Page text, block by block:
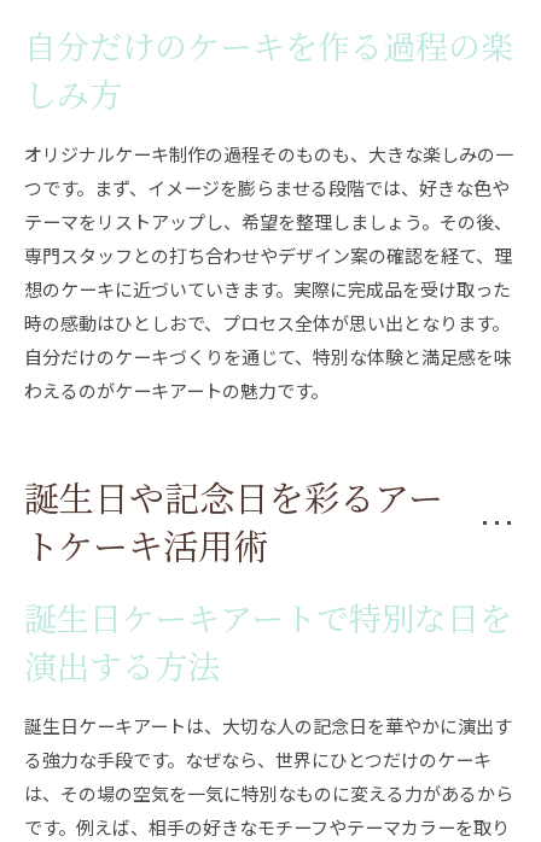
自分だけのケーキを作る過程の楽
しみ方
オリジナルケーキ制作の過程そのものも、大きな楽しみの一
つです。まず、イメージを膨らませる段階では、好きな色や
テーマをリストアップし、希望を整理しましょう。その後、
専門スタッフとの打ち合わせやデザイン案の確認を経て、理
想のケーキに近づいていきます。実際に完成品を受け取った
時の感動はひとしおで、プロセス全体が思い出となります。
自分だけのケーキづくりを通じて、特別な体験と満足感を味
わえるのがケーキアートの魅力です。
誕生日や記念日を彩るアー
トケーキ活用術
誕生日ケーキアートで特別な日を
演出する方法
誕生日ケーキアートは、大切な人の記念日を華やかに演出す
る強力な手段です。なぜなら、世界にひとつだけのケーキ
は、その場の空気を一気に特別なものに変える力があるから
です。例えば、相手の好きなモチーフやテーマカラーを取り